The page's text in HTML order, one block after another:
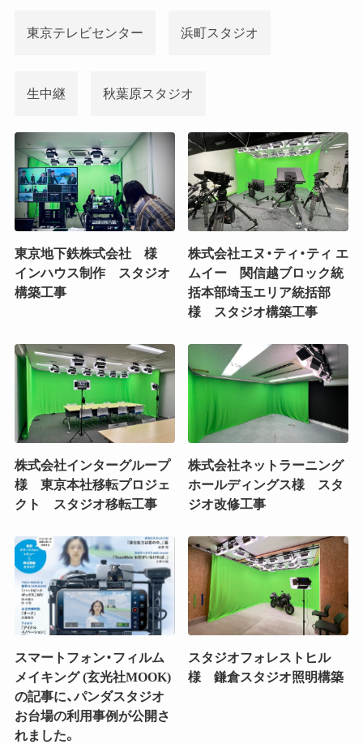
東京テレビセンター 浜町スタジオ
生中継 秋葉原スタジオ
東京地下鉄株式会社 様
インハウス制作 スタジオ
構築工事
株式会社エヌ・ティ・ティ エ
ムイー 関信越ブロック統
括本部埼玉エリア統括部
様 スタジオ構築工事
株式会社インターグループ
様 東京本社移転プロジェ
クト スタジオ移転工事
株式会社ネットラーニング
ホールディングス様 スタ
ジオ改修工事
スマートフォン・フィルム
メイキング (玄光社MOOK)
の記事に、パンダスタジオ
お台場の利用事例が公開さ
れました。
スタジオフォレストヒル
様 鎌倉スタジオ照明構築